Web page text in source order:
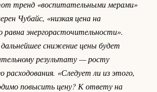
тренд «воспитательными мерами»
Чубайс, «низкая цена на
равна энергорасточительности».
снижение цены будет
результату — росту
расходования. «Следует ли из этого,
повысить цену? К ответу на